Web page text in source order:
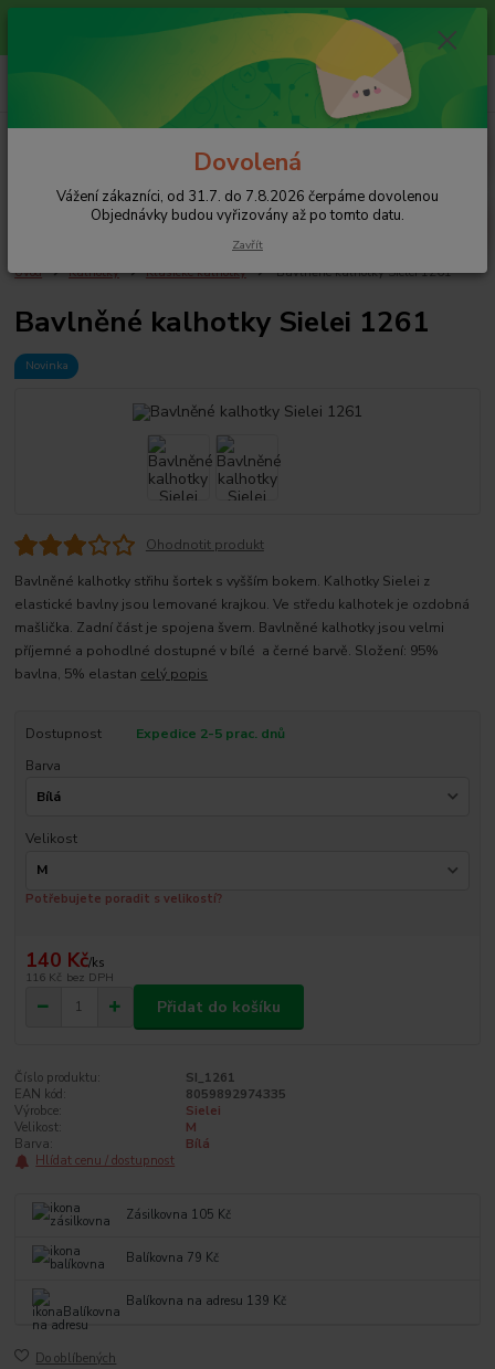
Vážení zákazníci, od 31.7. do 7.8.2026 čerpáme dovolenou
Objednávky budou vyřizovány až po tomto datu.
+420 608 754 282
pište email, pokud nezvedám tel.
Úvod Kalhotky Klasické kalhotky Bavlněné kalhotky Sielei 1261
Bavlněné kalhotky Sielei 1261
Novinka
Ohodnotit produkt
Bavlněné kalhotky střihu šortek s vyšším bokem. Kalhotky Sielei z
elastické bavlny jsou lemované krajkou. Ve středu kalhotek je ozdobná
mašlička. Zadní část je spojena švem. Bavlněné kalhotky jsou velmi
příjemné a pohodlné dostupné v bílé a černé barvě. Složení: 95%
bavlna, 5% elastan celý popis
Dostupnost
Expedice 2-5 prac. dnů
Barva
Velikost
Potřebujete poradit s velikostí?
140 Kč/ks
116 Kč bez DPH
Přidat do košíku
Číslo produktu:
SI_1261
EAN kód:
8059892974335
Výrobce:
Sielei
Velikost:
M
Barva:
Bílá
Hlídat cenu / dostupnost
Zásilkovna 105 Kč
Balíkovna 79 Kč
Balíkovna na adresu 139 Kč
Do oblíbených
Dovolená
Vážení zákazníci, od 31.7. do 7.8.2026 čerpáme dovolenou
Objednávky budou vyřizovány až po tomto datu.
Zavřít